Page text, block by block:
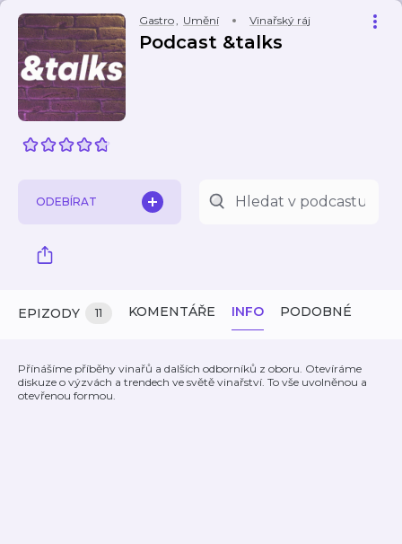
Gastro, Umění Vinařský ráj
Podcast &talks
ODEBÍRAT
EPIZODY 11 KOMENTÁŘE INFO PODOBNÉ
Přínášíme příběhy vinařů a dalších odborníků z oboru. Otevíráme
diskuze o výzvách a trendech ve světě vinařství. To vše uvolněnou a
otevřenou formou.